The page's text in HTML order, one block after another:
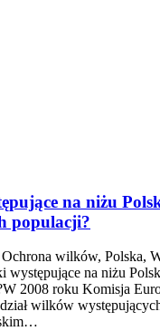
na niżu
populacji?
wilków, Polska,
występujące na niżu
2008 roku Komisja
wilków